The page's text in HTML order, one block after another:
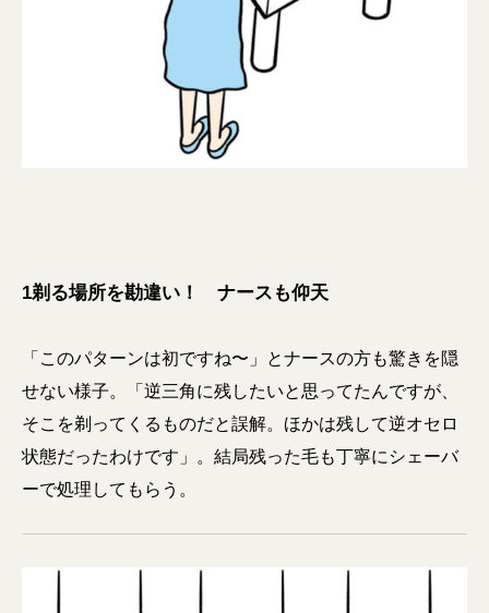
1剃る場所を勘違い！ ナースも仰天
「このパターンは初ですね〜」とナースの方も驚きを隠
せない様子。「逆三角に残したいと思ってたんですが、
そこを剃ってくるものだと誤解。ほかは残して逆オセロ
状態だったわけです」。結局残った毛も丁寧にシェーバ
ーで処理してもらう。